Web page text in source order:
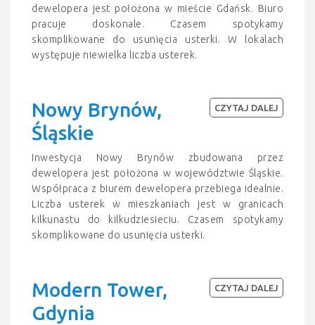
dewelopera jest położona w mieście Gdańsk. Biuro
pracuje doskonale. Czasem spotykamy
skomplikowane do usunięcia usterki. W lokalach
występuje niewielka liczba usterek.
Nowy Brynów,
Śląskie
Inwestycja Nowy Brynów zbudowana przez
dewelopera jest położona w województwie Śląskie.
Współpraca z biurem dewelopera przebiega idealnie.
Liczba usterek w mieszkaniach jest w granicach
kilkunastu do kilkudziesieciu. Czasem spotykamy
skomplikowane do usunięcia usterki.
CZYTAJ DALEJ
Modern Tower,
Gdynia
CZYTAJ DALEJ